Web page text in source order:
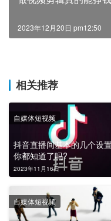
2023年12月20日 pm12:50
相关推荐
抖音直播间基本的几个设
你都知道了吗?
2023年11月16日
自媒体短视频
自媒体短视频